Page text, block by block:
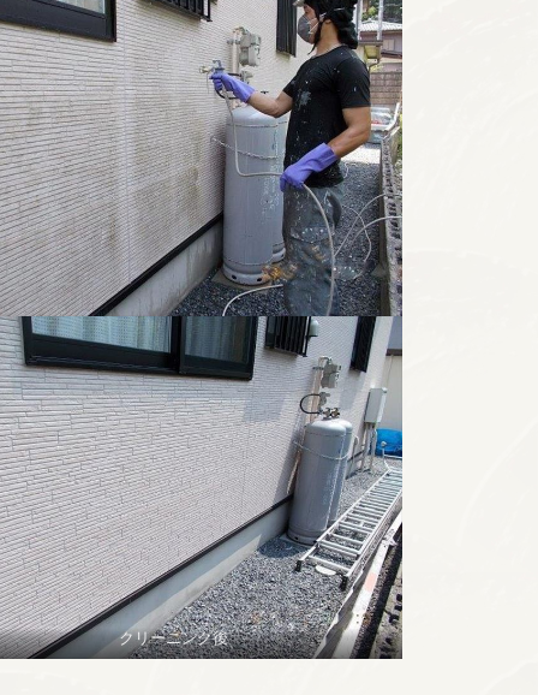
クリーニング後